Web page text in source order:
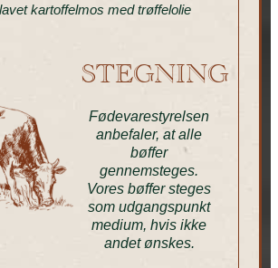
kartoffelmos med trøffelolie
STEGNING
Fødevarestyrelsen
anbefaler, at alle
bøffer
gennemsteges.
Vores bøffer steges
som udgangspunkt
medium, hvis ikke
andet ønskes.